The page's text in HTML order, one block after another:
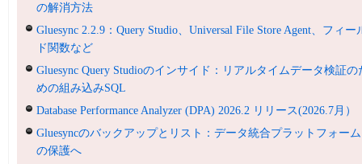
の解消方法
Gluesync 2.2.9：Query Studio、Universal File Store Agent、フィー
ド関数など
Gluesync Query Studioのインサイド：リアルタイムデータ検証の
めの組み込みSQL
Database Performance Analyzer (DPA) 2026.2 リリース(2026.7月）
Gluesyncのバックアップとリスト：データ統合プラットフォーム
の保護へ